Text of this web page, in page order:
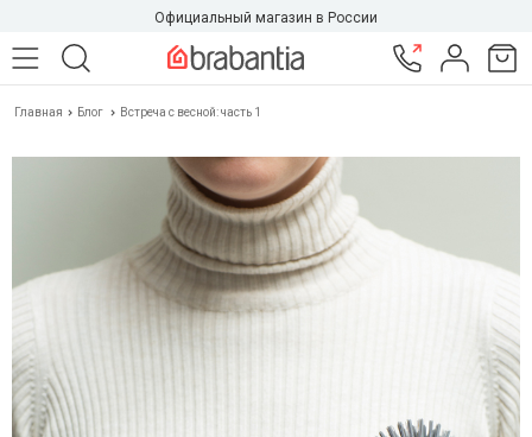
Официальный магазин в России
Главная Блог Встреча с весной: часть 1